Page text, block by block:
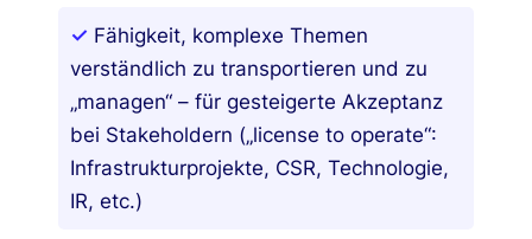
✓ Fähigkeit, komplexe Themen
verständlich zu transportieren und zu
„managen“ – für gesteigerte Akzeptanz
bei Stakeholdern („license to operate“:
Infrastrukturprojekte, CSR, Technologie,
IR, etc.)